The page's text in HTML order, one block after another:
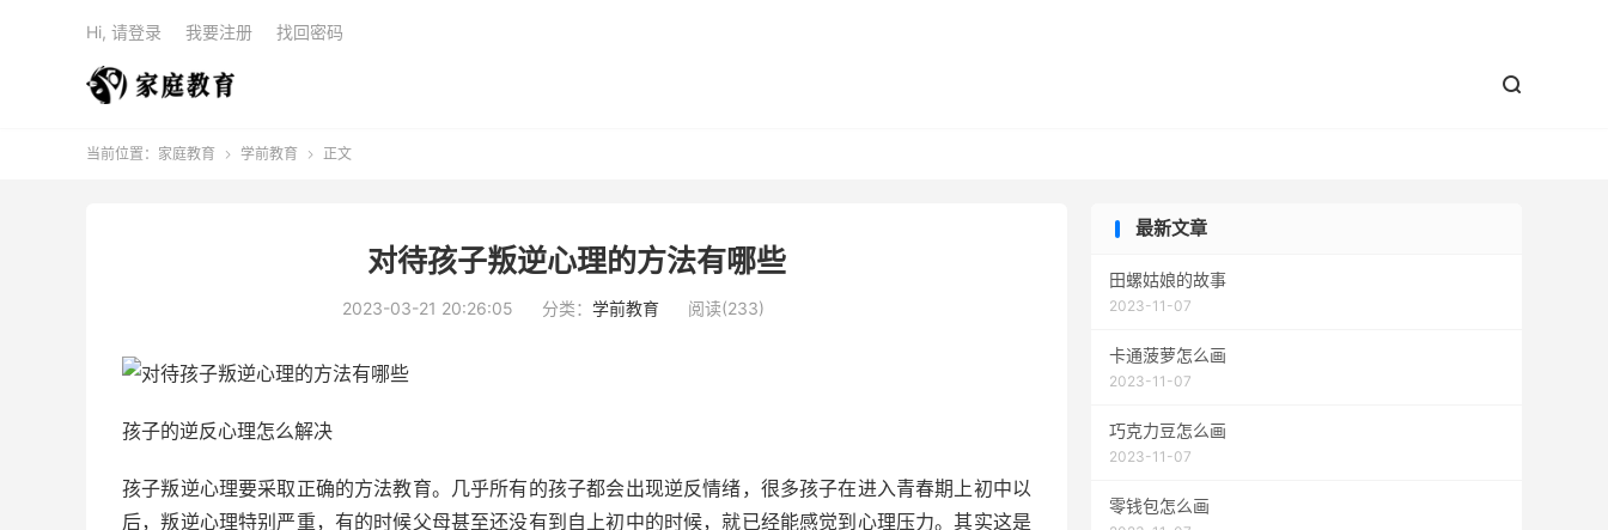

Hi, 请登录 我要注册 找回密码
当前位置： 家庭教育  学前教育  正文
对待孩子叛逆心理的方法有哪些
2023-03-21 20:26:05 分类： 学前教育 阅读(233)
孩子的逆反心理怎么解决
孩子叛逆心理要采取正确的方法教育。几乎所有的孩子都会出现逆反情绪，很多孩子在进入青春期上初中以
后，叛逆心理特别严重，有的时候父母甚至还没有到自上初中的时候，就已经能感觉到心理压力。其实这是
最新文章
田螺姑娘的故事
2023-11-07
卡通菠萝怎么画
2023-11-07
巧克力豆怎么画
2023-11-07
零钱包怎么画